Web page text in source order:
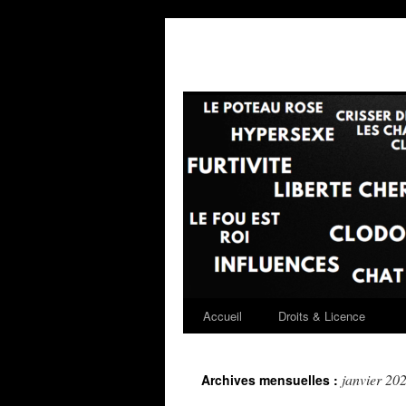
Aller
contenu
Accueil Droits & Licence
Archives mensuelles : janvier